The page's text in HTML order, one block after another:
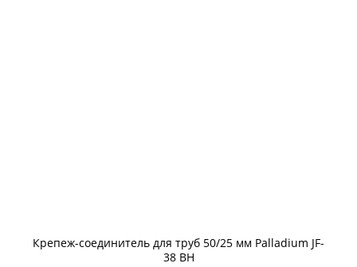
Крепеж-соединитель для труб 50/25 мм Palladium JF-
38 BH